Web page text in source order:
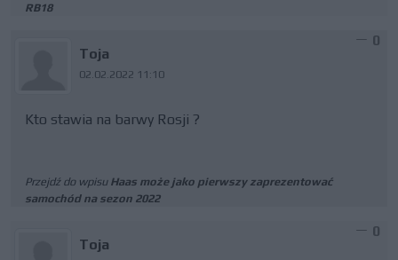
RB18
Toja
02.02.2022 11:10
0
Kto stawia na barwy Rosji ?
Przejdź do wpisu Haas może jako pierwszy zaprezentować
samochód na sezon 2022
Toja
0